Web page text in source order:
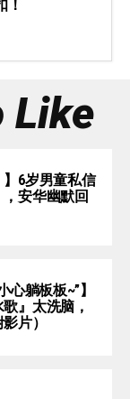
！
Like
】6岁男童私信
安华幽默回
心躺板板~”】
』太洗脑，
片）